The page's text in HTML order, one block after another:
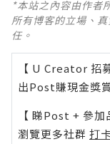
*本站之內容由作者
所有博客的立場、
任。
【 U Creator 招募
出Post賺現金獎
【 睇Post + 參加
瀏覽更多社群 打